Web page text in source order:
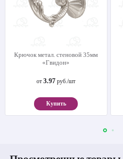
Крючок метал. стеновой 35мм
«Гвидон»
от3.97 руб./шт
Купить